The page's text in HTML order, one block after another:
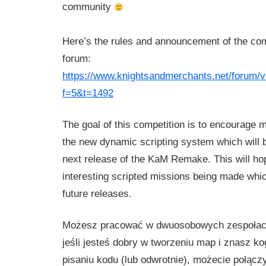
community
Here’s the rules and announcement of the
forum:
https://www.knightsandmerchants.net/forum/
f=5&t=1492
The goal of this competition is to encourage
the new dynamic scripting system which will
next release of the KaM Remake. This will
interesting scripted missions being made
future releases.
Możesz pracować w dwuosobowych
jeśli jesteś dobry w tworzeniu map i znasz
pisaniu kodu (lub odwrotnie), możecie